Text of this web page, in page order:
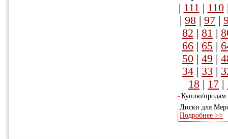
| 111 | 110
| 98 | 97 |
82 | 81 |
66 | 65 |
50 | 49 |
34 | 33 |
18 | 17 |
Куплю/
Диски для
Подробнее >>